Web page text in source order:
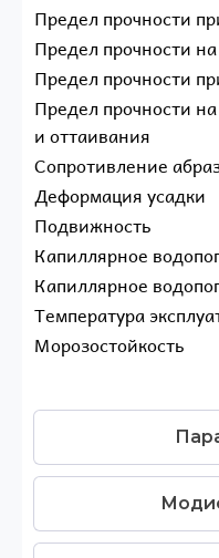
Предел прочности
Предел прочности
Предел прочности
Предел прочности
и оттаивания
Сопротивление
Деформация усадки
Подвижность
Капиллярное
Капиллярное
Температура
Морозостойкость